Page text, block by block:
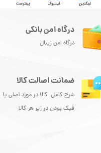
لینکدین فیسبوک پینترست
درگاه امن بانکی
درگاه امن زیبال
ضمانت اصالت کالا
شرح کامل کالا در مورد اصلی یا
فیک بودن در زیر هر کالا